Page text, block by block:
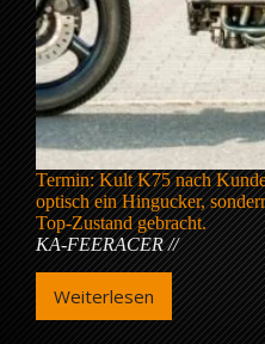
Termin: Kult K75 nach
optisch ein Hingucker,
Top-Zustand gebracht.
KA-FEERACER
Weiterlesen
KA-
FEERACER